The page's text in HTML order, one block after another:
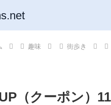
趣味 街歩き
（クーポン）